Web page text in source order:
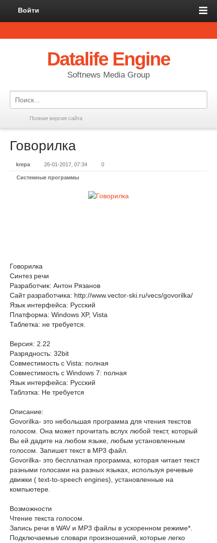
Войти
Datalife Engine
Softnews Media Group
Полная версия сайта
Говорилка
krepa 26-01-2017, 07:34 0
Системные программы
Говорилка
Синтез речи
Разработчик: Антон Рязанов
Сайт разработчика: http://www.vector-ski.ru/vecs/govorilka/
Язык интерфейса: Русский
Платформа: Windows XP, Vista
Таблетка: не требуется.
Версия: 2.22
Разрядность: 32bit
Совместимость с Vista: полная
Совместимость с Windows 7: полная
Язык интерфейса: Русский
Таблэтка: Не требуется
Описание:
Govorilka- это небольшая программа для чтения текстов
голосом. Она может прочитать вслух любой текст, который
Вы ей дадите на любом языке, любым установленным
голосом. Запишет текст в MP3 файл.
Govorilka- это бесплатная программа, которая читает текст
разными голосами на разных языках, используя речевые
движки ( text-to-speech engines), установленные на
компьютере.
Возможности
Чтение текста голосом.
Запись речи в WAV и MP3 файлы в ускоренном режиме*.
Подключаемые словари произношений, которые легко